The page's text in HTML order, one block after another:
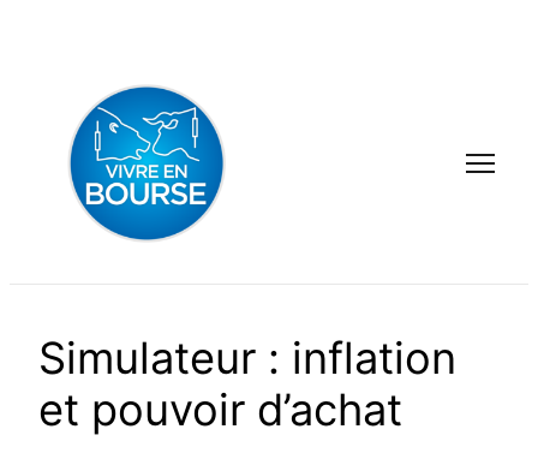
Simulateur : inflation
et pouvoir d’achat